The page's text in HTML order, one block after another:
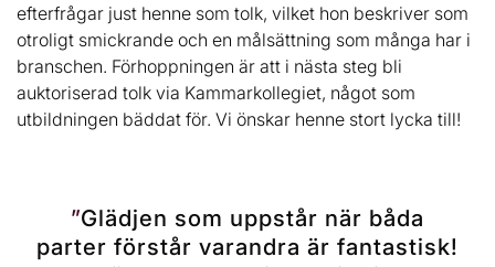
efterfrågar just henne som tolk, vilket hon beskriver som
otroligt smickrande och en målsättning som många har i
branschen. Förhoppningen är att i nästa steg bli
auktoriserad tolk via Kammarkollegiet, något som
utbildningen bäddat för. Vi önskar henne stort lycka till!
Glädjen som uppstår när båda
parter förstår varandra är fantastisk!